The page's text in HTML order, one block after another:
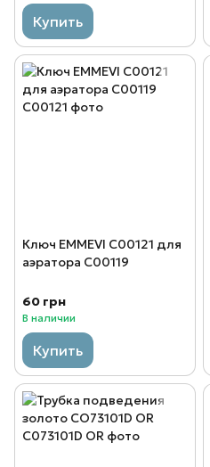
Купить
Ключ EMMEVI C00121 для
аэратора C00119
60 грн
В наличии
Купить